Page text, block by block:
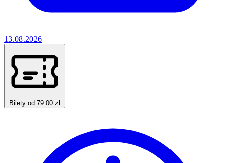
13.08.2026
Bilety od 79.00 zł